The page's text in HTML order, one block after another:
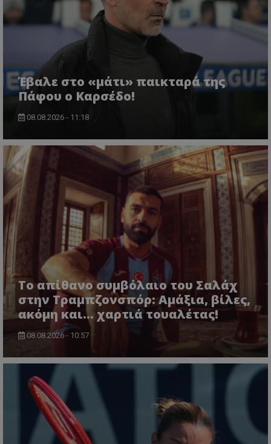
Έβαλε στο «μάτι» παικταρά της
Πάφου ο Καρσέδο!
08.08.2026 - 11:18
Το απίθανο συμβόλαιο του Σαλάχ
στην Τραμπζονσπόρ: Αμάξια, βίλες,
ακόμη και... χαρτιά τουαλέτας!
08.08.2026 - 10:57